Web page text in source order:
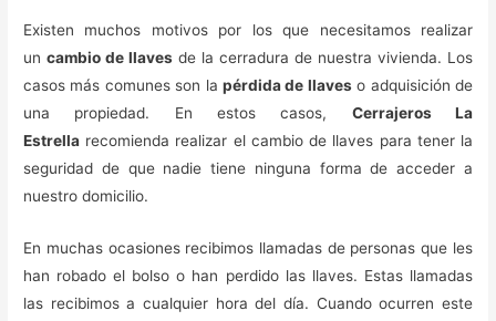
Existen muchos motivos por los que necesitamos realizar
uncambio de llaves de la cerradura de nuestra vivienda. Los
casos más comunes son la pérdida de llaveso adquisición de
una propiedad. En estos casos, Cerrajeros La
Estrella recomienda realizar el cambio de llaves para tener la
seguridad de que nadie tiene ninguna forma de acceder a
nuestro domicilio.
En muchas ocasiones recibimos llamadas de personas que les
han robado el bolso o han perdido las llaves. Estas llamadas
las recibimos a cualquier hora del día. Cuando ocurren este